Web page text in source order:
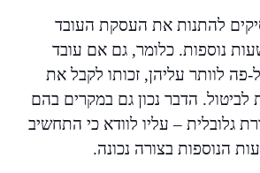
להתנות את העסקת העובד
נוספות. כלומר, גם אם עובד
פה לוותר עליהן, זכותו לקבל את
לביטול. הדבר נכון גם במקרים בהם
גלובלית – עליו לוודא כי התחשיב
הנוספות בצורה נכונה.